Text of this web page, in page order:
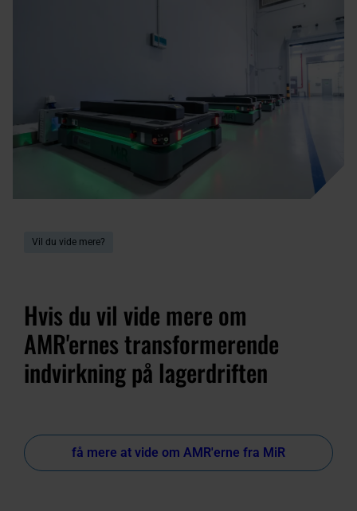
Vil du vide mere?
Hvis du vil vide mere om
AMR'ernes transformerende
indvirkning på lagerdriften
få mere at vide om AMR'erne fra MiR